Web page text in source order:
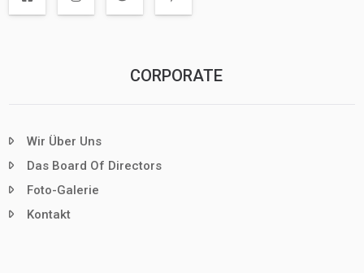
CORPORATE
Wir Über Uns
Das Board Of Directors
Foto-Galerie
Kontakt